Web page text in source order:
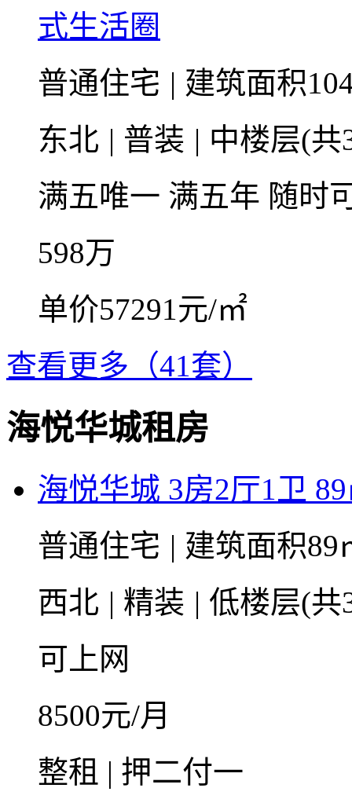
式生活圈
普通住宅 | 建筑面积
东北 | 普装 | 中楼层(
满五唯一 满五年 随时
598万
单价57291元/㎡
查看更多（41套）
海悦华城租房
海悦华城 3房2厅1卫
普通住宅 | 建筑面积
西北 | 精装 | 低楼层(
可上网
8500元/月
整租 | 押二付一